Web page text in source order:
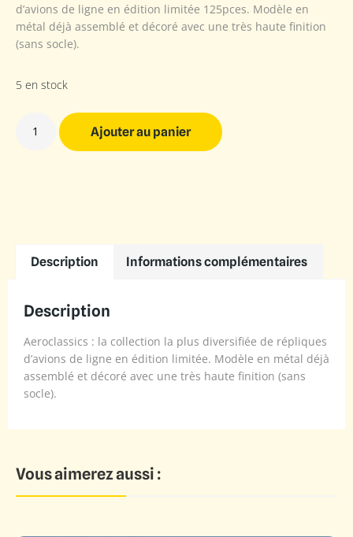
d’avions de ligne en édition limitée 125pces. Modèle en
métal déjà assemblé et décoré avec une très haute finition
(sans socle).
5 en stock
Ajouter au panier
Description Informations complémentaires
Description
Aeroclassics : la collection la plus diversifiée de répliques
d’avions de ligne en édition limitée. Modèle en métal déjà
assemblé et décoré avec une très haute finition (sans
socle).
Vous aimerez aussi :